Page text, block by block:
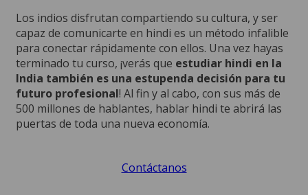
Los indios disfrutan compartiendo su cultura, y ser
capaz de comunicarte en hindi es un método infalible
para conectar rápidamente con ellos. Una vez hayas
terminado tu curso, ¡verás que estudiar hindi en la
India también es una estupenda decisión para tu
futuro profesional! Al fin y al cabo, con sus más de
500 millones de hablantes, hablar hindi te abrirá las
puertas de toda una nueva economía.
Contáctanos